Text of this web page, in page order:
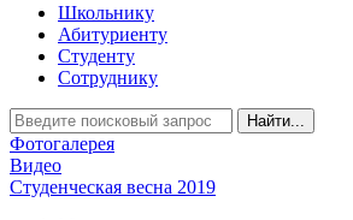
Школьнику
Абитуриенту
Студенту
Сотруднику
Найти...
Фотогалерея
Видео
Студенческая весна 2019